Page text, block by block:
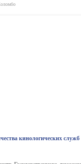
кинологических служб